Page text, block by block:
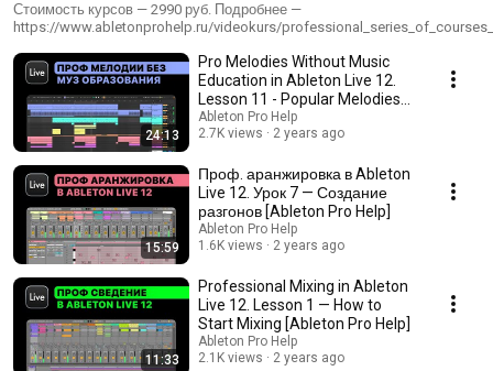
Стоимость курсов — 2990 руб. Подробнее —
https://www.abletonprohelp.ru/videokurs/
своих собственных звуков и пресетов, а также научитесь
музыки. Вы научитесь всему, что необходимо для создания мощных и
добьетесь звучания топовых треков и сможете играть их в клубах, а
лейблах.
24:13
Pro Melodies Without Music
Education in Ableton Live 12.
Lesson 11 - Popular Melodies
[Ableton Pr...
Ableton Pro Help
2.7K views
2 years ago
15:59
Проф. аранжировка в Ableton
Live 12. Урок 7 — Создание
разгонов [Ableton Pro Help]
Ableton Pro Help
1.6K views
2 years ago
11:33
Professional Mixing in Ableton
Live 12. Lesson 1 — How to
Start Mixing [Ableton Pro Help]
Ableton Pro Help
2.1K views
2 years ago